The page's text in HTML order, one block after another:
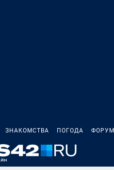
ЗНАКОМСТВА ПОГОДА ФОРУМ